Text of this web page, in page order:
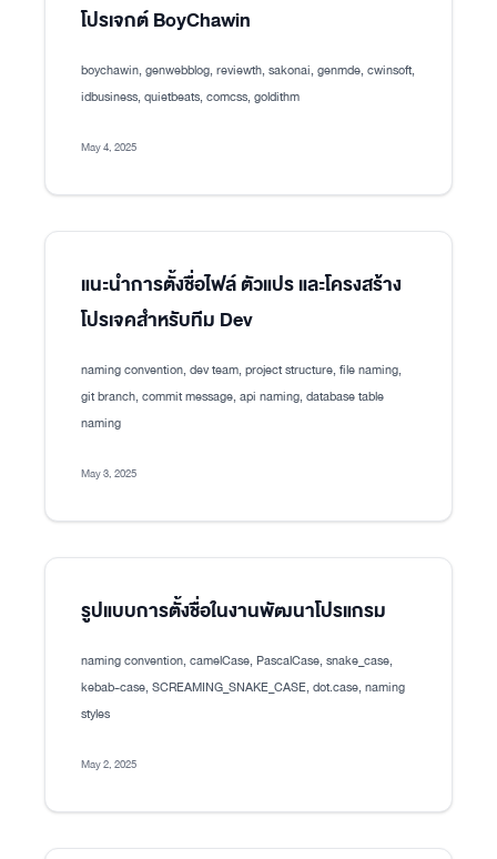
โปรเจกต์ BoyChawin
boychawin, genwebblog, reviewth, sakonai, genmde, cwinsoft,
idbusiness, quietbeats, comcss, goldithm
May 4, 2025
แนะนำการตั้งชื่อไฟล์ ตัวแปร และโครงสร้าง
โปรเจคสำหรับทีม Dev
naming convention, dev team, project structure, file naming,
git branch, commit message, api naming, database table
naming
May 3, 2025
รูปแบบการตั้งชื่อในงานพัฒนาโปรแกรม
naming convention, camelCase, PascalCase, snake_case,
kebab-case, SCREAMING_SNAKE_CASE, dot.case, naming
styles
May 2, 2025